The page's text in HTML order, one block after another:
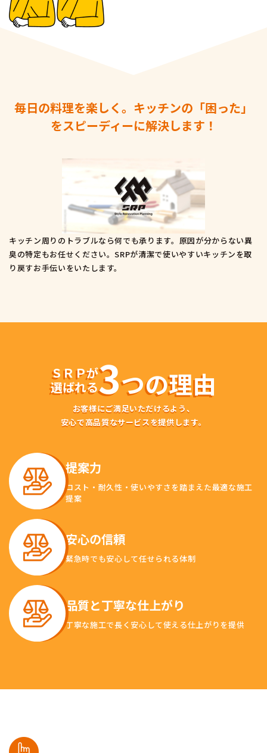
毎日の料理を楽しく。キッチンの「困った」
をスピーディーに解決します！
キッチン周りのトラブルなら何でも承ります。原因が分からない異
臭の特定もお任せください。SRPが清潔で使いやすいキッチンを取
り戻すお手伝いをいたします。
ＳＲＰが
選ばれる3つの理由
お客様にご満足いただけるよう、
安心で高品質なサービスを提供します。
提案力
コスト・耐久性・使いやすさを踏まえた最適な施工
提案
安心の信頼
緊急時でも安心して任せられる体制
品質と丁寧な仕上がり
丁寧な施工で長く安心して使える仕上がりを提供